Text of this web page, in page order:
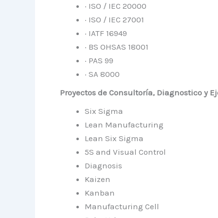
· ISO / IEC 20000
· ISO / IEC 27001
· IATF 16949
· BS OHSAS 18001
· PAS 99
· SA 8000
Proyectos de Consultoría, Diagnostico y
Six Sigma
Lean Manufacturing
Lean Six Sigma
5S and Visual Control
Diagnosis
Kaizen
Kanban
Manufacturing Cell